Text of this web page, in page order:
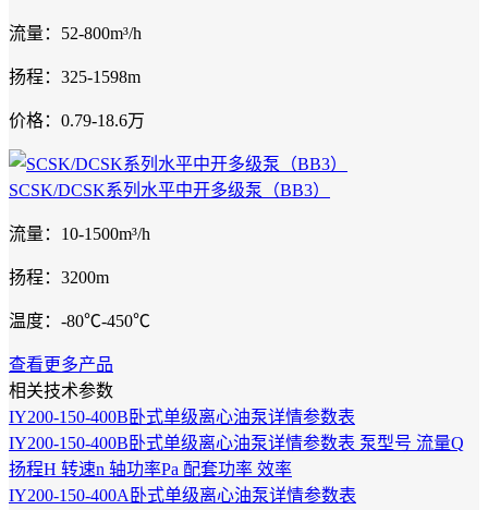
流量：52-800m³/h
扬程：325-1598m
价格：0.79-18.6万
SCSK/DCSK系列水平中开多级泵（BB3）
流量：10-1500m³/h
扬程：3200m
温度：-80℃-450℃
查看更多产品
相关技术参数
IY200-150-400B卧式单级离心油泵详情参数表
IY200-150-400B卧式单级离心油泵详情参数表 泵型号 流量Q
扬程H 转速n 轴功率Pa 配套功率 效率
IY200-150-400A卧式单级离心油泵详情参数表